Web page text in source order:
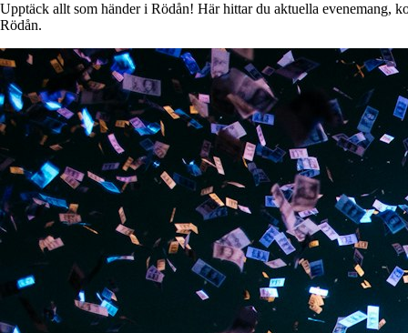
Upptäck allt som händer i Rödån! Här hittar du aktuella evenemang,
Rödån.